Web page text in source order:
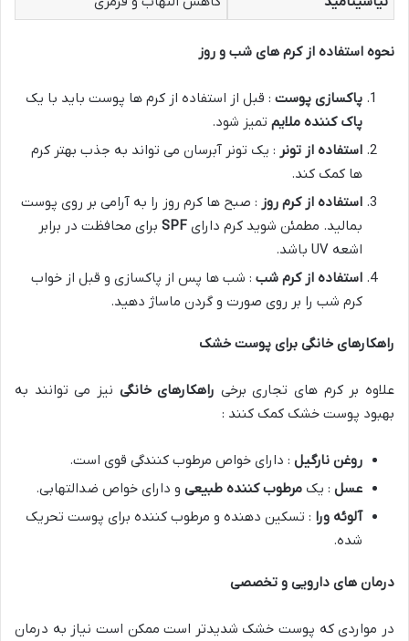
نحوه استفاده از کرم های شب و روز
پاکسازی پوست : قبل از استفاده از کرم ها پوست باید با یک
پاک کننده ملایم تمیز شود.
استفاده از تونر : یک تونر آبرسان می تواند به جذب بهتر کرم
ها کمک کند.
استفاده از کرم روز : صبح ها کرم روز را به آرامی بر روی پوست
بمالید. مطمئن شوید کرم دارای SPF برای محافظت در برابر
اشعه UV باشد.
استفاده از کرم شب : شب ها پس از پاکسازی و قبل از خواب
کرم شب را بر روی صورت و گردن ماساژ دهید.
راهکارهای خانگی برای پوست خشک
علاوه بر کرم های تجاری برخی راهکارهای خانگی نیز می توانند به
بهبود پوست خشک کمک کنند :
روغن نارگیل : دارای خواص مرطوب کنندگی قوی است.
عسل : یک مرطوب کننده طبیعی و دارای خواص ضدالتهابی.
آلوئه ورا : تسکین دهنده و مرطوب کننده برای پوست تحریک
شده.
درمان های دارویی و تخصصی
در مواردی که پوست خشک شدیدتر است ممکن است نیاز به درمان